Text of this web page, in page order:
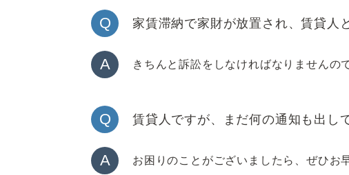
Q 家賃滞納で家財が放置され、賃貸人
A きちんと訴訟をしなければなりませんの
Q 賃貸人ですが、まだ何の通知も出し
A お困りのことがございましたら、ぜひお